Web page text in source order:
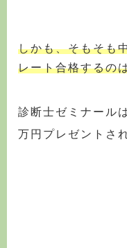
しかも、そもそも
レート合格するの
診断士ゼミナール
万円プレゼントさ